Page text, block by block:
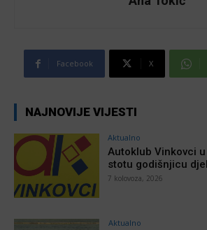
Facebook X
NAJNOVIJE VIJESTI
Aktualno
Autoklub Vinkovci
stotu godišnjicu
7 kolovoza, 2026
Aktualno